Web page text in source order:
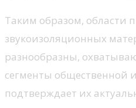
Таким образом, области
звукоизоляционных
разнообразны,
сегменты общественной
подтверждает их